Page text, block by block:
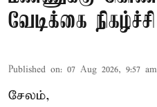
வேடிக்கை நிகழ்ச்சி
Published on: 07 Aug 2026, 9:57 am
சேலம்,